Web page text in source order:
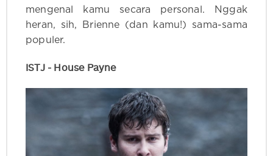
mengenal kamu secara personal. Nggak
heran, sih, Brienne (dan kamu!) sama-sama
populer.
ISTJ - House Payne